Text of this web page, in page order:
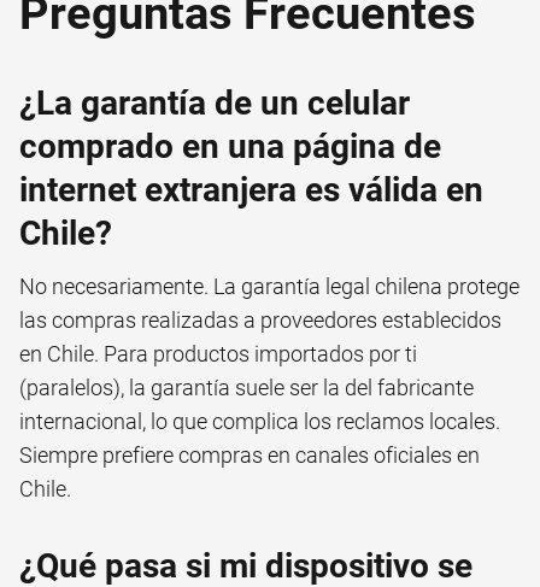
Preguntas Frecuentes
¿La garantía de un celular
comprado en una página de
internet extranjera es válida en
Chile?
No necesariamente. La garantía legal chilena protege
las compras realizadas a proveedores establecidos
en Chile. Para productos importados por ti
(paralelos), la garantía suele ser la del fabricante
internacional, lo que complica los reclamos locales.
Siempre prefiere compras en canales oficiales en
Chile.
¿Qué pasa si mi dispositivo se